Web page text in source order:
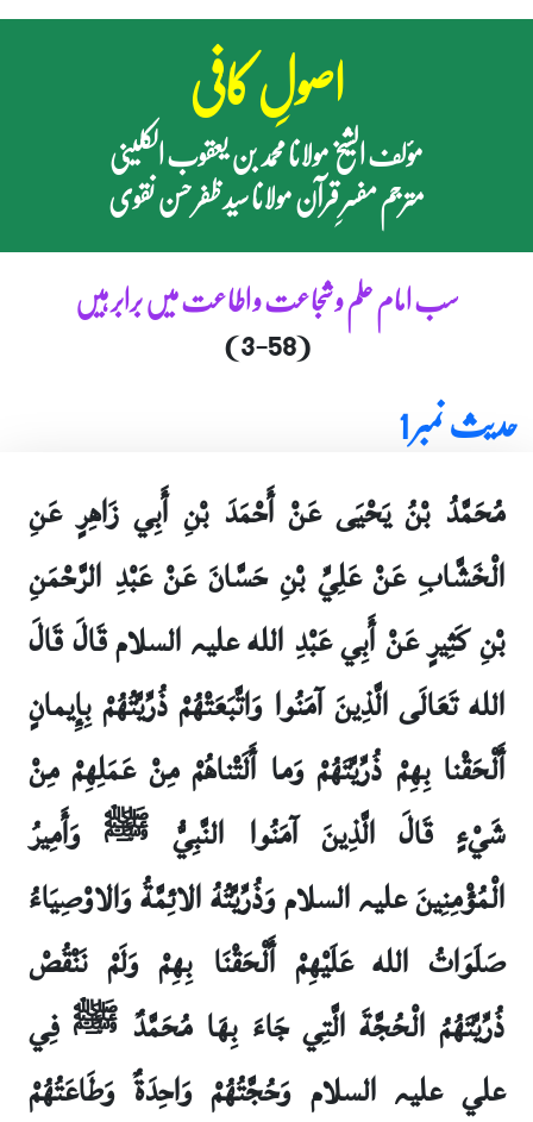
اصولِ کافی
مؤلف الشیخ مولانا محمد بن یعقوب الکلینی
مترجم مفسرِ قرآن مولانا سید ظفر حسن نقوی
سب امام علم و شجاعت و اطاعت میں برابر ہیں
(3-58)
حدیث نمبر 1
مُحَمَّدُ بْنُ يَحْيَى عَنْ أَحْمَدَ بْنِ أَبِي زَاهِرٍ عَنِ
الْخَشَّابِ عَنْ عَلِيِّ بْنِ حَسَّانَ عَنْ عَبْدِ الرَّحْمَنِ
بْنِ كَثِيرٍ عَنْ أَبِي عَبْدِ الله علیہ السلام قَالَ قَالَ
الله تَعَالَى الَّذِينَ آمَنُوا وَاتَّبَعَتْهُمْ ذُرِّيَّتُهُمْ بِإِيمانٍ
أَلْحَقْنا بِهِمْ ذُرِّيَّتَهُمْ وَما أَلَتْناهُمْ مِنْ عَمَلِهِمْ مِنْ
شَيْ‏ءٍ قَالَ الَّذِينَ آمَنُوا النَّبِيُّ ﷺ وَأَمِيرُ
الْمُؤْمِنِينَ علیہ السلام وَذُرِّيَّتُهُ الائِمَّةُ وَالاوْصِيَاءُ
صَلَوَاتُ الله عَلَيْهِمْ أَلْحَقْنَا بِهِمْ وَلَمْ نَنْقُصْ
ذُرِّيَّتَهُمُ الْحُجَّةَ الَّتِي جَاءَ بِهَا مُحَمَّدٌ ﷺ فِي
علي علیہ السلام وَحُجَّتُهُمْ وَاحِدَةٌ وَطَاعَتُهُمْ